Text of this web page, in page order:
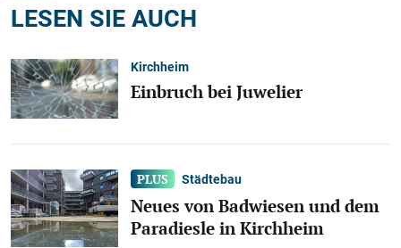
LESEN SIE AUCH
Kirchheim
Einbruch bei Juwelier
Städtebau
Neues von Badwiesen und dem
Paradiesle in Kirchheim